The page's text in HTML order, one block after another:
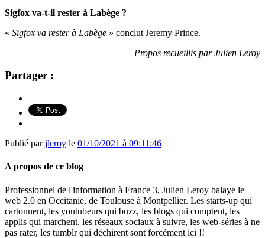
Sigfox va-t-il rester à Labège ?
« Sigfox va rester à Labège » conclut Jeremy Prince.
Propos recueillis par Julien Leroy
Partager :
Publié parjleroy le 01/10/2021 à 09:11:46
A propos de ce blog
Professionnel de l'information à France 3, Julien Leroy balaye le
web 2.0 en Occitanie, de Toulouse à Montpellier. Les starts-up qui
cartonnent, les youtubeurs qui buzz, les blogs qui comptent, les
applis qui marchent, les réseaux sociaux à suivre, les web-séries à ne
pas rater, les tumblr qui déchirent sont forcément ici !!